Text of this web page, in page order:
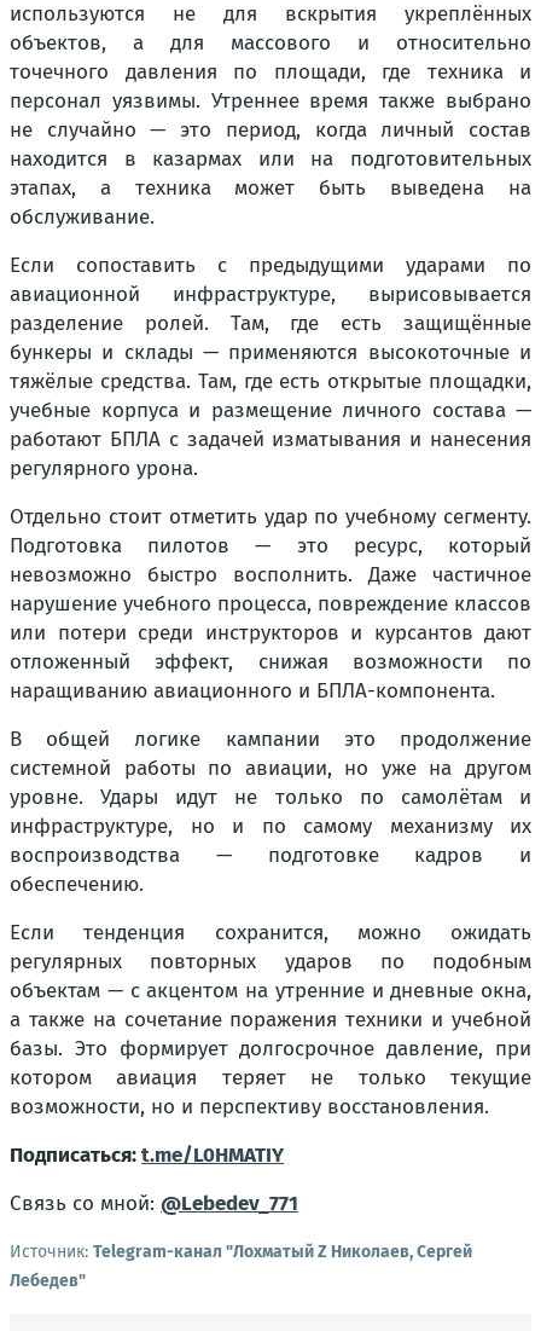
используются не для вскрытия укреплённых
объектов, а для массового и относительно
точечного давления по площади, где техника и
персонал уязвимы. Утреннее время также выбрано
не случайно — это период, когда личный состав
находится в казармах или на подготовительных
этапах, а техника может быть выведена на
обслуживание.
Если сопоставить с предыдущими ударами по
авиационной инфраструктуре, вырисовывается
разделение ролей. Там, где есть защищённые
бункеры и склады — применяются высокоточные и
тяжёлые средства. Там, где есть открытые площадки,
учебные корпуса и размещение личного состава —
работают БПЛА с задачей изматывания и нанесения
регулярного урона.
Отдельно стоит отметить удар по учебному сегменту.
Подготовка пилотов — это ресурс, который
невозможно быстро восполнить. Даже частичное
нарушение учебного процесса, повреждение классов
или потери среди инструкторов и курсантов дают
отложенный эффект, снижая возможности по
наращиванию авиационного и БПЛА-компонента.
В общей логике кампании это продолжение
системной работы по авиации, но уже на другом
уровне. Удары идут не только по самолётам и
инфраструктуре, но и по самому механизму их
воспроизводства — подготовке кадров и
обеспечению.
Если тенденция сохранится, можно ожидать
регулярных повторных ударов по подобным
объектам — с акцентом на утренние и дневные окна,
а также на сочетание поражения техники и учебной
базы. Это формирует долгосрочное давление, при
котором авиация теряет не только текущие
возможности, но и перспективу восстановления.
Подписаться:t.me/L0HMATIY
Связь со мной: @Lebedev_771
Источник: Telegram-канал "Лохматый Z Николаев, Сергей
Лебедев"